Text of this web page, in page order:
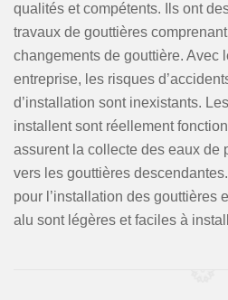
qualités et compétents. Ils ont
travaux de gouttières
changements de gouttière. Avec
entreprise, les risques
d’installation sont inexistants.
installent sont réellement
assurent la collecte des eaux de
vers les gouttières
pour l’installation des gouttières
alu sont légères et faciles à